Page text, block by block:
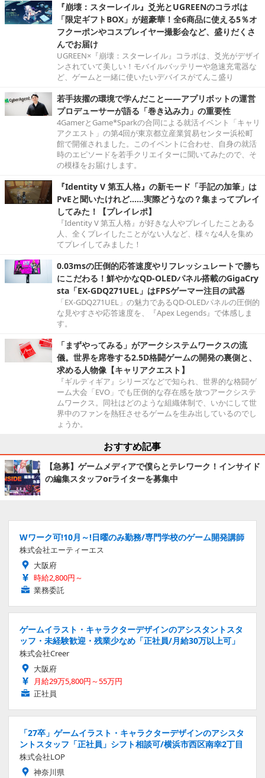
『崩壊：スターレイル』爻光とUGREENのコラボは
「限定ギフトBOX」が超豪華！全6商品に使える5％オ
フクーポンやコスプレイヤー撮影会など、盛りだくさ
んでお届け
UGREEN×『崩壊：スターレイル』コラボは、爻光がデザイ
ンされていて美しい！モバイルバッテリーや急速充電器な
ど、ゲームと一緒に使いたいデバイスがてんこ盛り
若手抜擢の環境で学んだこと――アプリボットの運営
プロデューサーが語る「巻き込み力」の重要性
4GamerとGame*Sparkの合同による就活イベント「キャリ
アクエスト」の第4回が東京都立産業貿易センター浜松町
館で開催されました。このイベントに合わせ、自身の就活
時のエピソードを若手クリエイターに聞いてみたので、そ
の模様をお届けします。
『Identity V 第五人格』の新モード「手記の加筆」は
PvEと聞いたけれど……実際どうなの？集まってプレイ
してみた！【プレイレポ】
『Identity V 第五人格』が好きな人やプレイしたことある
人、全くプレイしたことがない人など、様々な4人を集め
てプレイしてみました！
0.03msの圧倒的応答速度やリフレッシュレートで勝ち
にこだわる！鮮やかなQD-OLEDパネル搭載のGigaCry
sta「EX-GDQ271UEL」はFPSゲーマー注目の武器
「EX-GDQ271UEL」の魅力であるQD-OLEDパネルの圧倒的
な見やすさや応答速度を、『Apex Legends』で体感しま
す。
「まずやってみる」がアークシステムワークスの流
儀。世界を席巻する2.5D格闘ゲームの開発の裏側と、
求める人物像【キャリアクエスト】
『ギルティギア』シリーズなどで知られ、世界的な格闘ゲ
ーム大会「EVO」でも圧倒的な存在感を放つアークシステ
ムワークス。同社はどのような組織体制で、いかにして世
界中のファンを熱狂させるゲームを生み出しているのでし
ょうか。
おすすめ記事
【急募】ゲームメディアで僕らとテレワーク！インサイド
の編集スタッフorライターを募集中
Wワーク可!10月～!日曜のみ勤務/専門学校のゲーム開発講師
株式会社エーティーエス
大阪府
時給2,800円～
業務委託
ゲームイラスト・キャラクターデザインのアシスタントスタ
ッフ・未経験歓迎・残業少なめ「正社員/月給30万以上可」
株式会社Creer
大阪府
月給29万5,800円～55万円
正社員
「27卒」ゲームイラスト・キャラクターデザインのアシスタ
ントスタッフ「正社員」シフト相談可/横浜市西区南幸2丁目
株式会社LOP
神奈川県